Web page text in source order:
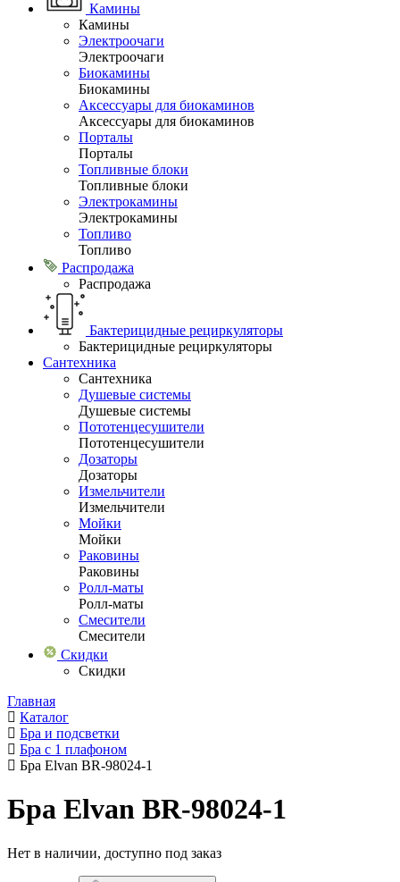
Камины
Камины
Электроочаги
Электроочаги
Биокамины
Биокамины
Аксессуары для биокаминов
Аксессуары для биокаминов
Порталы
Порталы
Топливные блоки
Топливные блоки
Электрокамины
Электрокамины
Топливо
Топливо
Распродажа
Распродажа
Бактерицидные рециркуляторы
Бактерицидные рециркуляторы
Сантехника
Сантехника
Душевые системы
Душевые системы
Пототенцесушители
Пототенцесушители
Дозаторы
Дозаторы
Измельчители
Измельчители
Мойки
Мойки
Раковины
Раковины
Ролл-маты
Ролл-маты
Смесители
Смесители
Скидки
Скидки
Главная
Каталог
Бра и подсветки
Бра с 1 плафоном
Бра Elvan BR-98024-1
Бра Elvan BR-98024-1
Нет в наличии, доступно под заказ